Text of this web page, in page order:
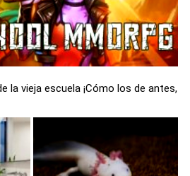
la vieja escuela ¡Cómo los de antes,